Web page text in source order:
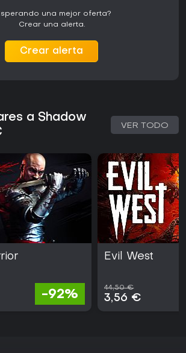
una mejor oferta?
Crear una alerta.
Crear alerta
a Shadow
VER TODO
-92%
Evil West
44,50 €
3,56 €